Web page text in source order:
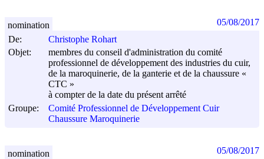
De:
Christophe Rohart
Objet:
membres du conseil d'administration du comité
professionnel de développement des industries du cuir,
de la maroquinerie, de la ganterie et de la chaussure «
CTC »
à compter de la date du présent arrêté
Groupe:
Comité Professionnel de Développement Cuir
Chaussure Maroquinerie
nomination 05/08/2017
nomination 05/08/2017